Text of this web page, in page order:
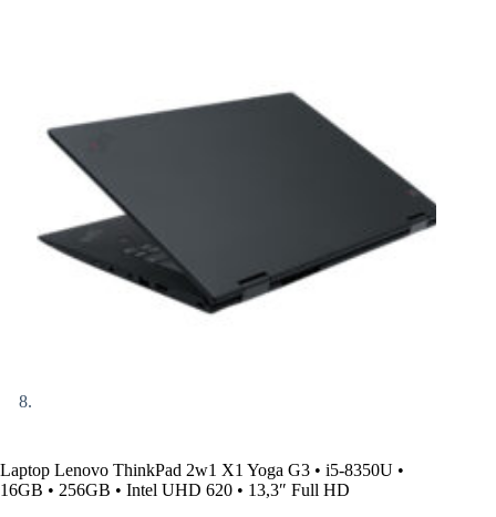
Laptop Lenovo ThinkPad 2w1 X1 Yoga G3 • i5-8350U •
16GB • 256GB • Intel UHD 620 • 13,3″ Full HD